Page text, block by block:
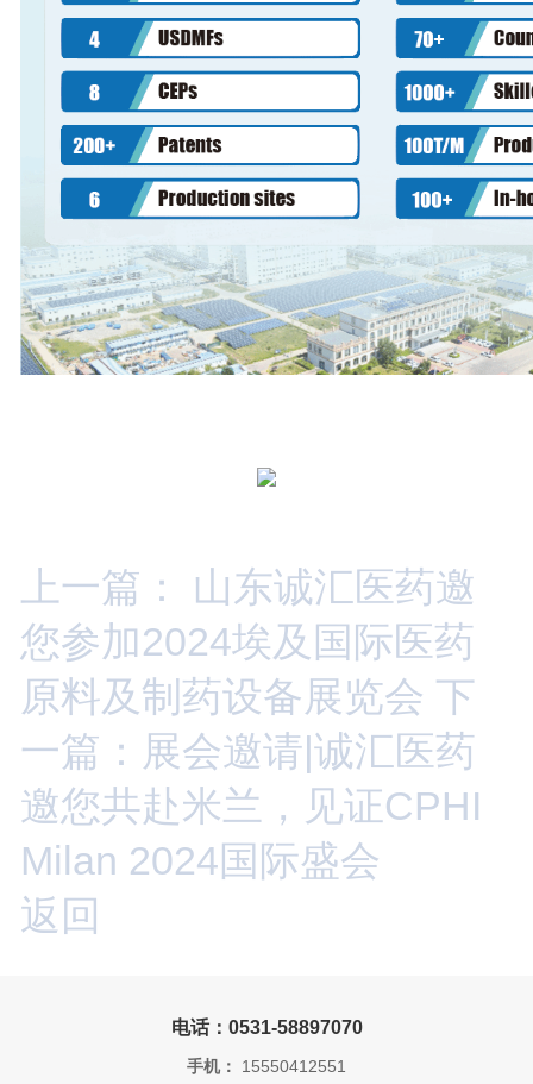
上一篇： 山东诚汇医药邀
您参加2024埃及国际医药
原料及制药设备展览会 下
一篇：展会邀请|诚汇医药
邀您共赴米兰，见证CPHI
Milan 2024国际盛会
返回
电话：0531-58897070
手机： 15550412551